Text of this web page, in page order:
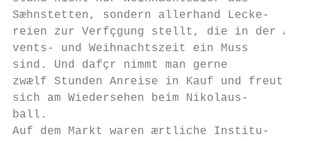
Sæhnstetten, sondern allerhand Lecke-
reien zur Verfçgung stellt, die in der Ad-
vents- und Weihnachtszeit ein Muss
sind. Und dafçr nimmt man gerne
zwælf Stunden Anreise in Kauf und freut
sich am Wiedersehen beim Nikolaus-
ball.
Auf dem Markt waren ærtliche Institu-